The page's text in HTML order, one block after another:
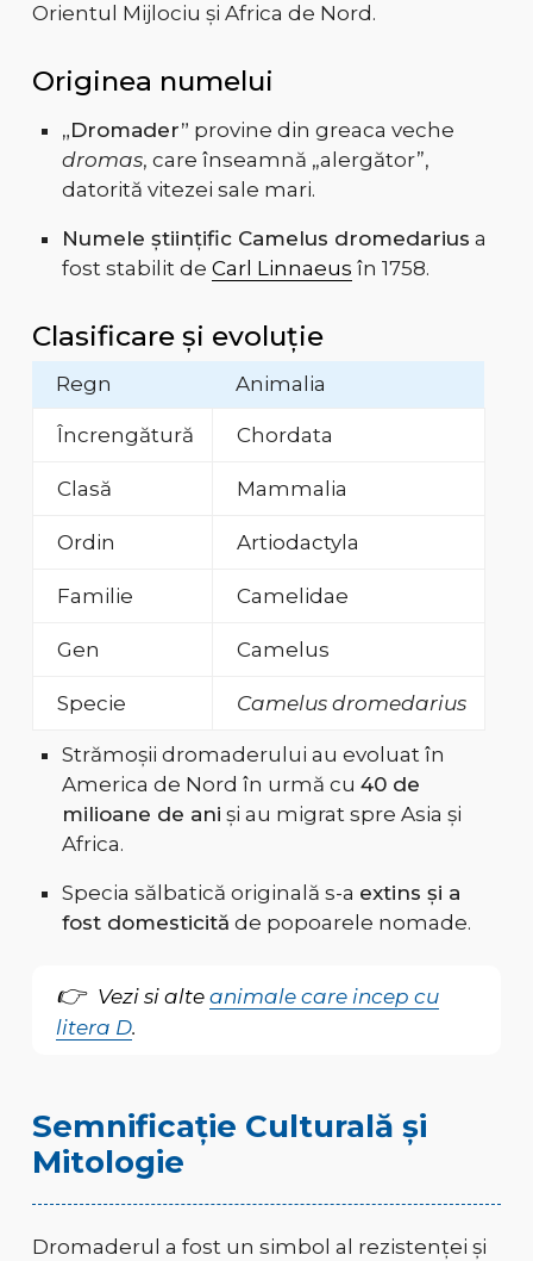
Orientul Mijlociu și Africa de Nord.
Originea numelui
„Dromader” provine din greaca veche
dromas, care înseamnă „alergător”,
datorită vitezei sale mari.
Numele științific Camelus dromedarius a
fost stabilit de Carl Linnaeus în 1758.
Clasificare și evoluție
Regn Animalia
Încrengătură Chordata
Clasă Mammalia
Ordin Artiodactyla
Familie Camelidae
Gen Camelus
Specie Camelus dromedarius
Strămoșii dromaderului au evoluat în
America de Nord în urmă cu 40 de
milioane de ani și au migrat spre Asia și
Africa.
Specia sălbatică originală s-a extins și a
fost domesticită de popoarele nomade.
Vezi si alte animale care incep cu
litera D.
Semnificație Culturală și
Mitologie
Dromaderul a fost un simbol al rezistenței și